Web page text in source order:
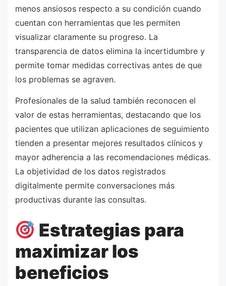
menos ansiosos respecto a su condición cuando
cuentan con herramientas que les permiten
visualizar claramente su progreso. La
transparencia de datos elimina la incertidumbre y
permite tomar medidas correctivas antes de que
los problemas se agraven.
Profesionales de la salud también reconocen el
valor de estas herramientas, destacando que los
pacientes que utilizan aplicaciones de seguimiento
tienden a presentar mejores resultados clínicos y
mayor adherencia a las recomendaciones médicas.
La objetividad de los datos registrados
digitalmente permite conversaciones más
productivas durante las consultas.
Estrategias para
maximizar los
beneficios